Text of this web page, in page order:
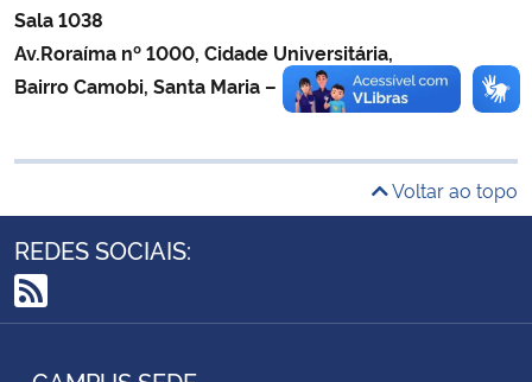
Ministério da Mulher, da Família e dos Direitos Humanos
Secretaria-Geral
Gabinete de Segurança Institucional
Advocacia-Geral da União
Sala 1038
Av.Roraíma nº 1000, Cidade Universitária,
Bairro Camobi, Santa Maria – RS, 97105-900
Voltar ao topo
REDES SOCIAIS:
RSS